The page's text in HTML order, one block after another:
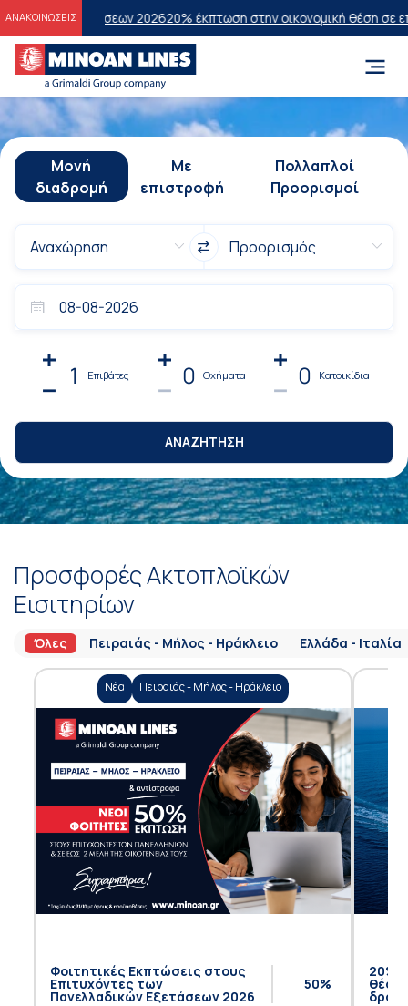
ΑΝΑΚΟΙΝΩΣΕΙΣ
2026 20% έκπτωση στην οικονομική θέση σε επιλεγμένα
Μονή
διαδρομή
Με
επιστροφή
Πολλαπλοί
Προορισμοί
1 Επιβάτες 0 Οχήματα 0 Κατοικίδια
ΑΝΑΖΗΤΗΣΗ
Προσφορές Ακτοπλοϊκών
Εισιτηρίων
Όλες Πειραιάς - Μήλος - Ηράκλειο Ελλάδα - Ιταλία
Νέα Πειραιάς - Μήλος - Ηράκλειο
Φοιτητικές Εκπτώσεις στους
Επιτυχόντες των
Πανελλαδικών Εξετάσεων 2026
50%
20%
θέση